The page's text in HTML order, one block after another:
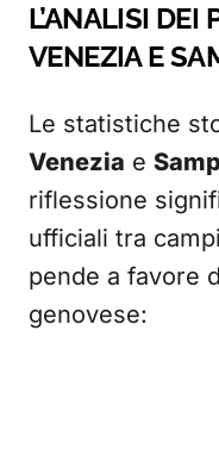
L’ANALISI DEI
VENEZIA E
Le statistiche
Venezia e
riflessione
ufficiali tra
pende a favore
genovese: